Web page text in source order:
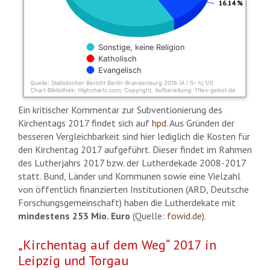
16.14 %
Sonstige, keine Religion
Katholisch
Evangelisch
Quelle: Statistischer Bericht Berlin-Brandenburg 2016 (A I 5– hj 1/1)
Chart-Bibliothek: Highcharts.com; Copyright, Aufbereitung: 11tes-gebot.de
End of interactive chart.
Ein kritischer Kommentar zur Subventionierung des
Kirchentags 2017 findet sich auf hpd. Aus Gründen der
besseren Vergleichbarkeit sind hier lediglich die Kosten für
den Kirchentag 2017 aufgeführt. Dieser findet im Rahmen
des Lutherjahrs 2017 bzw. der Lutherdekade 2008-2017
statt. Bund, Länder und Kommunen sowie eine Vielzahl
von öffentlich finanzierten Institutionen (ARD, Deutsche
Forschungsgemeinschaft) haben die Lutherdekate mit
mindestens 253 Mio. Euro (Quelle: fowid.de).
„Kirchentag auf dem Weg“ 2017 in
Leipzig und Torgau